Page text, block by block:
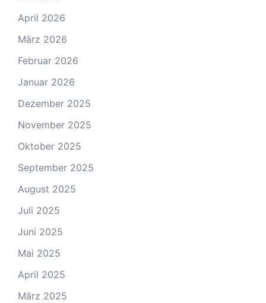
April 2026
März 2026
Februar 2026
Januar 2026
Dezember 2025
November 2025
Oktober 2025
September 2025
August 2025
Juli 2025
Juni 2025
Mai 2025
April 2025
März 2025